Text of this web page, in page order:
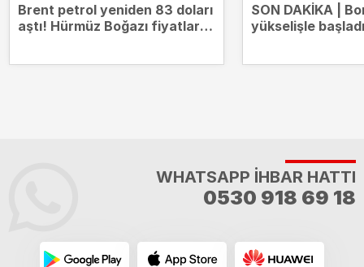
Brent petrol yeniden 83 doları
aştı! Hürmüz Boğazı fiyatları
SON DAKİKA |
yükselişle
WHATSAPP İHBAR HATTI
0530 918 69 18